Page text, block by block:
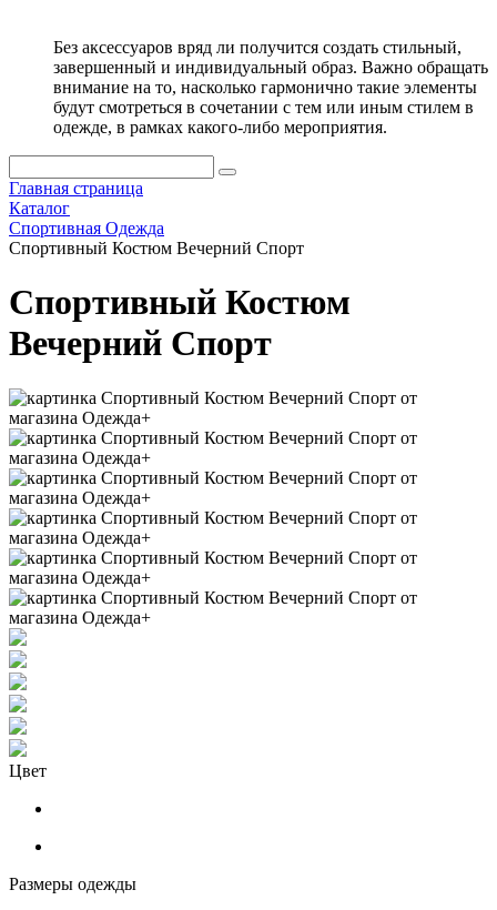
Без аксессуаров вряд ли получится создать стильный,
завершенный и индивидуальный образ. Важно обращать
внимание на то, насколько гармонично такие элементы
будут смотреться в сочетании с тем или иным стилем в
одежде, в рамках какого-либо мероприятия.
Главная страница
Каталог
Спортивная Одежда
Спортивный Костюм Вечерний Спорт
Спортивный Костюм
Вечерний Спорт
Цвет
Размеры одежды